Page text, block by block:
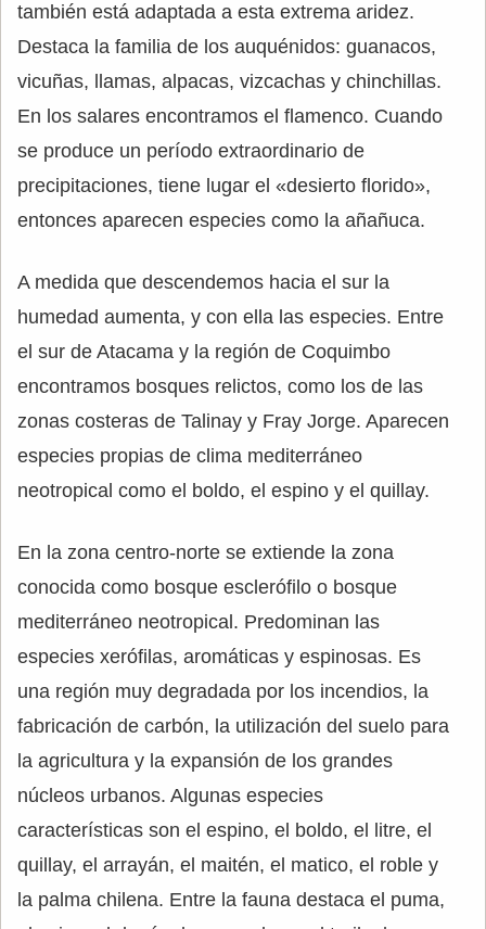
también está adaptada a esta extrema aridez.
Destaca la familia de los auquénidos: guanacos,
vicuñas, llamas, alpacas, vizcachas y chinchillas.
En los salares encontramos el flamenco. Cuando
se produce un período extraordinario de
precipitaciones, tiene lugar el «desierto florido»,
entonces aparecen especies como la añañuca.
A medida que descendemos hacia el sur la
humedad aumenta, y con ella las especies. Entre
el sur de Atacama y la región de Coquimbo
encontramos bosques relictos, como los de las
zonas costeras de Talinay y Fray Jorge. Aparecen
especies propias de clima mediterráneo
neotropical como el boldo, el espino y el quillay.
En la zona centro-norte se extiende la zona
conocida como bosque esclerófilo o bosque
mediterráneo neotropical. Predominan las
especies xerófilas, aromáticas y espinosas. Es
una región muy degradada por los incendios, la
fabricación de carbón, la utilización del suelo para
la agricultura y la expansión de los grandes
núcleos urbanos. Algunas especies
características son el espino, el boldo, el litre, el
quillay, el arrayán, el maitén, el matico, el roble y
la palma chilena. Entre la fauna destaca el puma,